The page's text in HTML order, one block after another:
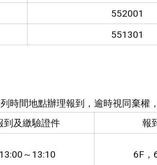
552001
551301
時間地點辦理報到，逾時視同棄權
到及繳驗證件
報
13:00～13:10
6F，